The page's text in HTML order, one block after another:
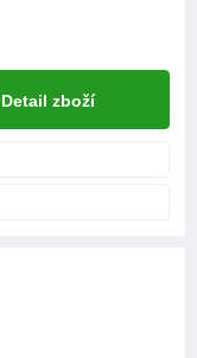
Detail zboží